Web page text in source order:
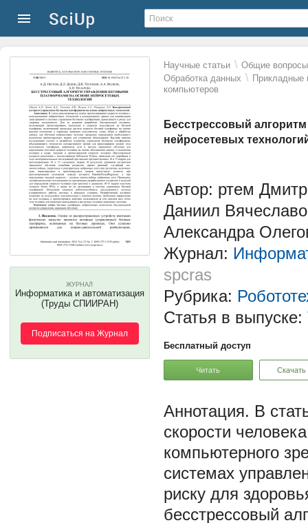
Научные статьи \ Общие вопросы
Обработка данных \ Прикладные
компьютеров
Бесстрессовый
нейросетевых
ЖУРНАЛ
Информатика и автоматизация
(Труды СПИИРАН)
Подписаться на Журнал
Автор: ртем
Даниил
Александра
Журнал:
spcras
Рубрика:
Статья в выпуске:
Бесплатный доступ
Читать Скачать
В
скорости
компьютерного
системах
риску для
бесстрессовый